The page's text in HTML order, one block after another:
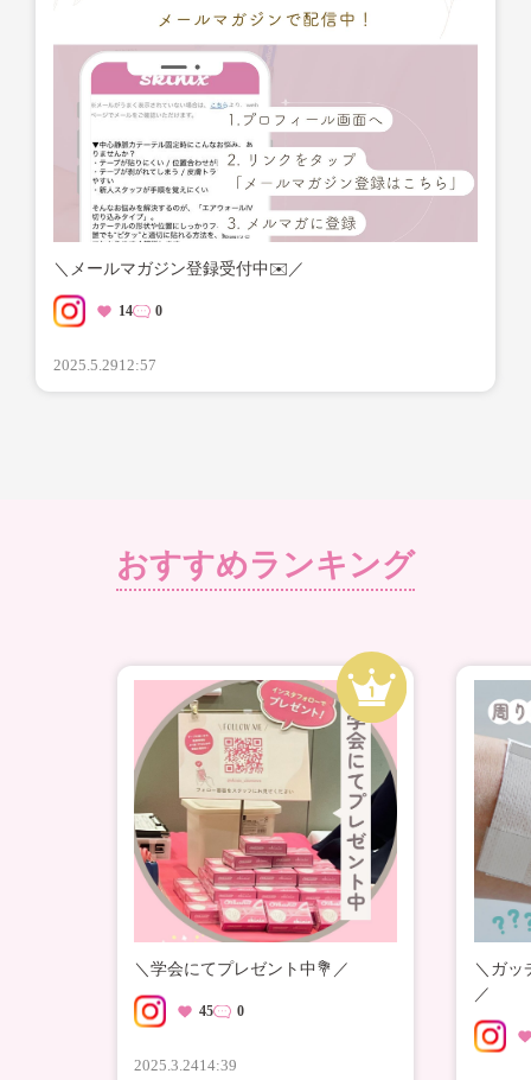
＼メールマガジン登録受付中✉️／
14 0
2025.5.2912:57
おすすめランキング
＼学会にてプレゼント中💐／
45 0
2025.3.2414:39
＼ガッ
／